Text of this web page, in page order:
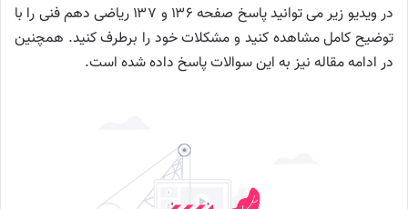
در ویدیو زیر می توانید پاسخ صفحه ۱۳۶ و ۱۳۷ ریاضی دهم فنی را با
توضیح کامل مشاهده کنید و مشکلات خود را برطرف کنید. همچنین
در ادامه مقاله نیز به این سوالات پاسخ داده شده است.